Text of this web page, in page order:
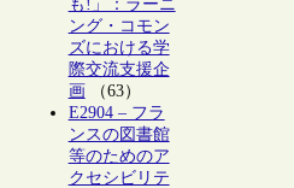
も!」：ラーニ
ング・コモン
ズにおける学
際交流支援企
画 （63）
E2904 – フラ
ンスの図書館
等のためのア
クセシビリテ